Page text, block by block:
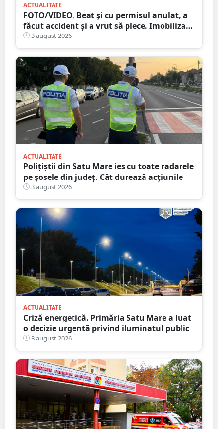
ACTUALITATE
FOTO/VIDEO. Beat și cu permisul anulat, a
făcut accident și a vrut să plece. Imobilizat
de trecători
3 august 2026
ACTUALITATE
Polițiștii din Satu Mare ies cu toate radarele
pe șosele din județ. Cât durează acțiunile
3 august 2026
ACTUALITATE
Criză energetică. Primăria Satu Mare a luat
o decizie urgentă privind iluminatul public
3 august 2026